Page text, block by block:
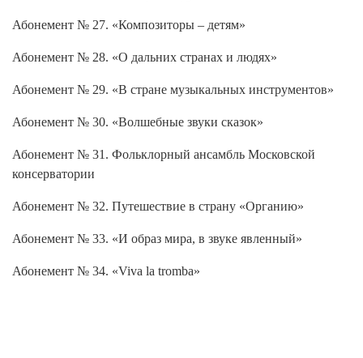
Абонемент № 27. «Композиторы – детям»
Абонемент № 28. «О дальних странах и людях»
Абонемент № 29. «В стране музыкальных инструментов»
Абонемент № 30. «Волшебные звуки сказок»
Абонемент № 31. Фольклорный ансамбль Московской
консерватории
Абонемент № 32. Путешествие в страну «Органию»
Абонемент № 33. «И образ мира, в звуке явленный»
Абонемент № 34. «Viva la tromba»